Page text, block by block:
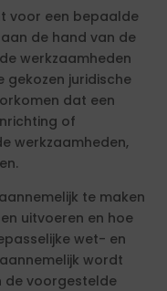
voor een bepaalde
de hand van de
werkzaamheden
gekozen juridische
dat een
of
werkzaamheden,
te maken
uitvoeren en hoe
wet- en
wordt
de voorgestelde